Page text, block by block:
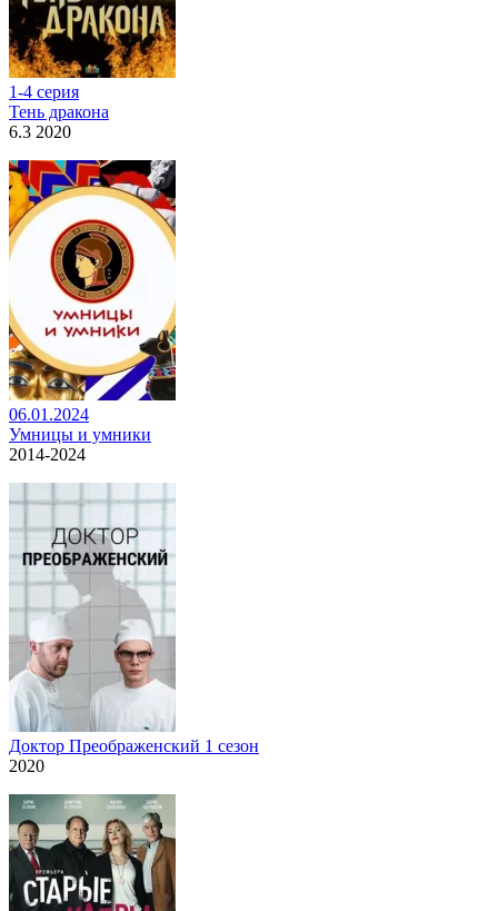
1-4 серия
Тень дракона
6.3 2020
06.01.2024
Умницы и умники
2014-2024
Доктор Преображенский 1 сезон
2020